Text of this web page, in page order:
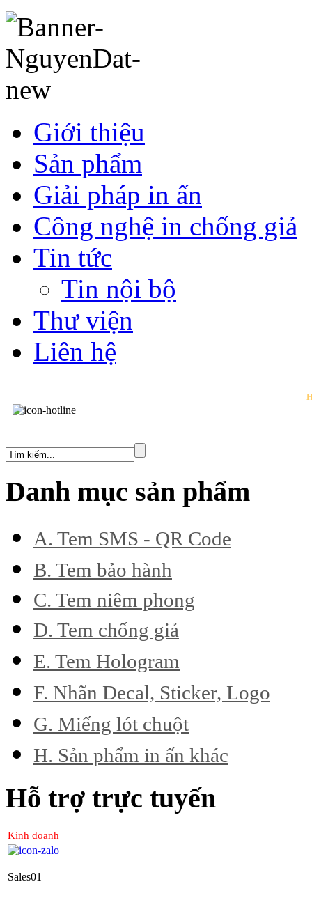
Giới thiệu
Sản phẩm
Giải pháp in ấn
Công nghệ in chống giả
Tin tức
Tin nội bộ
Thư viện
Liên hệ
Danh mục sản phẩm
A. Tem SMS - QR Code
B. Tem bảo hành
Dòn (Bể - Vỡ - Dẻo)
C. Tem niêm phong
D. Tem chống giả
E. Tem Hologram
F. Nhãn Decal, Sticker, Logo
G. Miếng lót chuột
H. Sản phẩm in ấn khác
Hỗ trợ trực tuyến
Kinh doanh
Sales01